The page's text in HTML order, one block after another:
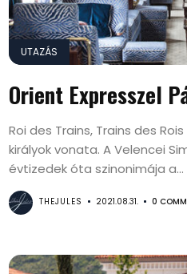
UTAZÁS
Orient Expresszel
Roi des Trains, Trains des
királyok vonata. A Velencei
évtizedek óta szinonimája a...
THEJULES 2021.08.31. 0